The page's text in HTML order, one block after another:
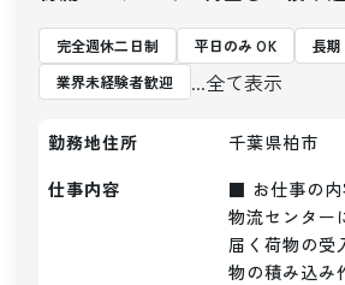
完全週休二日制 平日のみ OK 長期
業界未経験者歓迎
...全て表示
勤務地住所
千葉県柏市
仕事内容
■ お仕事の内
物流センター
届く荷物の受
物の積み込み